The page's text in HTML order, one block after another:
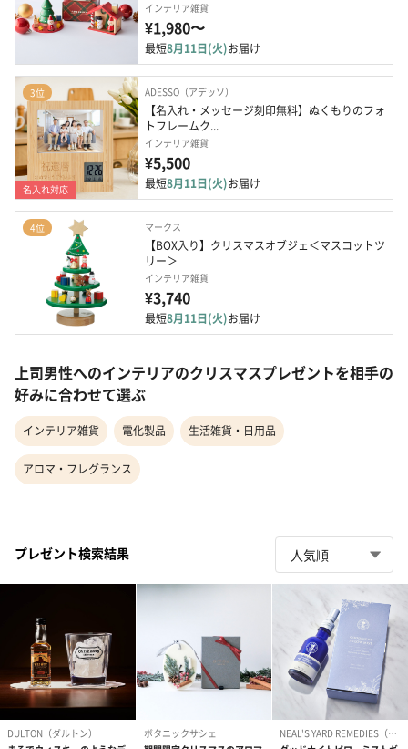
インテリア雑貨
¥1,980〜
最短8月11日(火)お届け
3位
名入れ対応
ADESSO（アデッソ）
【名入れ・メッセージ刻印無料】ぬくもりのフォ
トフレームク...
インテリア雑貨
¥5,500
最短8月11日(火)お届け
4位 マークス
【BOX入り】クリスマスオブジェ＜マスコットツ
リー＞
インテリア雑貨
¥3,740
最短8月11日(火)お届け
上司男性へのインテリアのクリスマスプレゼントを相手の
好みに合わせて選ぶ
インテリア雑貨 電化製品 生活雑貨・日用品
アロマ・フレグランス
プレゼント検索結果